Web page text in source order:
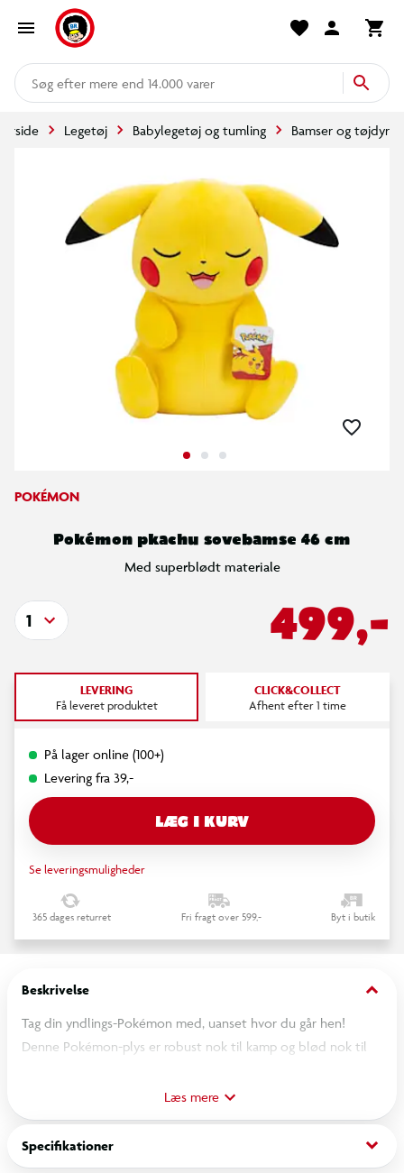
mere end 14.000 varer
Legetøj Babylegetøj og tumling Bamser og tøjdyr
POKÉMON
Pokémon pkachu sovebamse 46 cm
Med superblødt materiale
499,-
1
LEVERING
Få leveret produktet
CLICK&COLLECT
Afhent efter 1 time
På lager online (100+)
Levering fra 39,-
LÆG I KURV
Se leveringsmuligheder
365 dages returret Fri fragt over 599,- Byt i butik
Beskrivelse keyboard_arrow_down
Tag din yndlings-Pokémon med, uanset hvor du går hen!
Denne Pokémon-plys er robust nok til kamp og blød nok til
Pokémon er 45 cm lang og har en unik sovestilling. Den er
også superblød og lavet af et unikt materiale, der er perfekt
til at putte med. Efter en lang dag med Pokémon-træning er
denne plys klar til at sove lur med. Officielt licenseret
Læs mere
Specifikationer keyboard_arrow_down